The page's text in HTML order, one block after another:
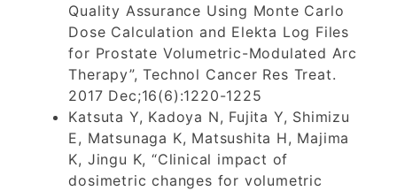
2017
2016
2015
2014
2013
2012
2011 2026
Quality Assurance Using Monte Carlo
Dose Calculation and Elekta Log Files
for Prostate Volumetric-Modulated Arc
Therapy”, Technol Cancer Res Treat.
2017 Dec;16(6):1220-1225
Katsuta Y, Kadoya N, Fujita Y, Shimizu
E, Matsunaga K, Matsushita H, Majima
K, Jingu K, “Clinical impact of
dosimetric changes for volumetric